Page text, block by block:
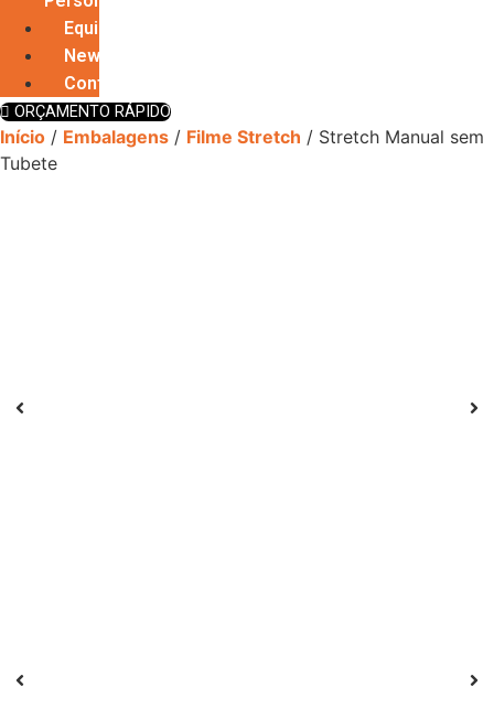
Equipamentos
News
Contato
ORÇAMENTO RÁPIDO
Início / Embalagens / Filme Stretch / Stretch Manual sem
Tubete